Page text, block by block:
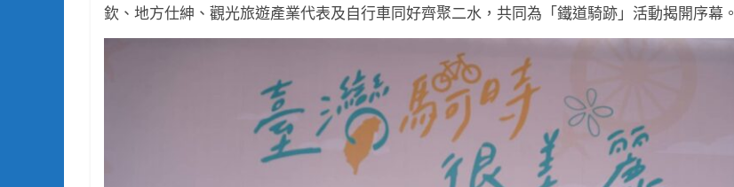
欽、地方仕紳、觀光旅遊產業代表及自行車同好齊聚二水，共同為「鐵道騎跡」活動揭開序幕。